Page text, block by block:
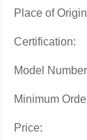
Place of
Certification:
Model
Minimum
Price: